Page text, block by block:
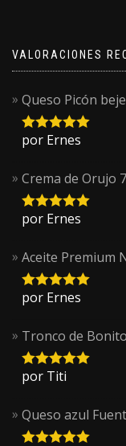
VALORACIONES
Queso Picón
5sobre 5
por Ernes
Crema de Orujo
5sobre 5
por Ernes
Aceite Premium
5sobre 5
por Ernes
Tronco de
5sobre 5
por Titi
Queso azul